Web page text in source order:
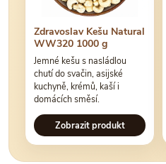
Zdravoslav Kešu Natural
WW320 1000 g
Jemné kešu s nasládlou
chutí do svačin, asijské
kuchyně, krémů, kaší i
domácích směsí.
Zobrazit produkt